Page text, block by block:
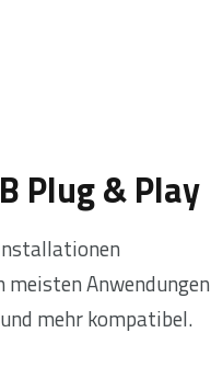
Plug & Play
Anwendungen
mehr kompatibel.